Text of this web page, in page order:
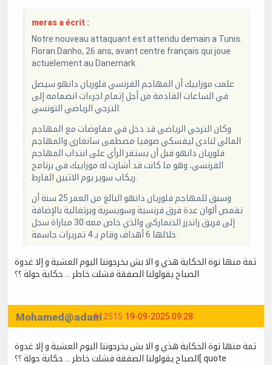
meras a écrit :
Notre nouveau attaquant est attendu demain a Tunis.
Floran Danho, 26 ans, avant centre français qui joue
actuelement au Danemark.
علمت موزاييك أن المهاجم الفرنسي فلوريان دانهو سيصل
في الساعات القادمة من أجل إتمام اجرءات انضمامه إلى
وكان الترجي الرياضي قد دخل في مفاوضات مع المهاجم
المالي لنادي ليفسكي صوفيا مصطفى سانغاري والمهاجم
فلوريان دانهو قبل أن يستقر الرأي على انتداب المهاجم
الفرنسي، وهو ما كانت قد أشارت له موزاييك في برنامج
وسبق للمهاجم فلوريان دانهو البالغ من العمر 25 سنة أن
تقمص ألوان عدة فرق فرنسية وسويسرية وبرتغالية بالإضافة
إلى فريق راندرز الدنماركي والذي خاض معه 30 مباراة سجل
ثمة منها توة الحكاية هذي و الا بش يخرجوننا اليوم العشية و إلا غدوة
الصباح يقولولنا الصفقة فشلت خاطر … حكاية حولة ؟؟
#12515 19-09-2025 09:28
Mohamed@adam
ثمة منها توة الحكاية هذي و الا بش يخرجوننا اليوم العشية و إلا غدوة
الصباح يقولولنا الصفقة فشلت خاطر … حكاية حولة ؟؟[ quote